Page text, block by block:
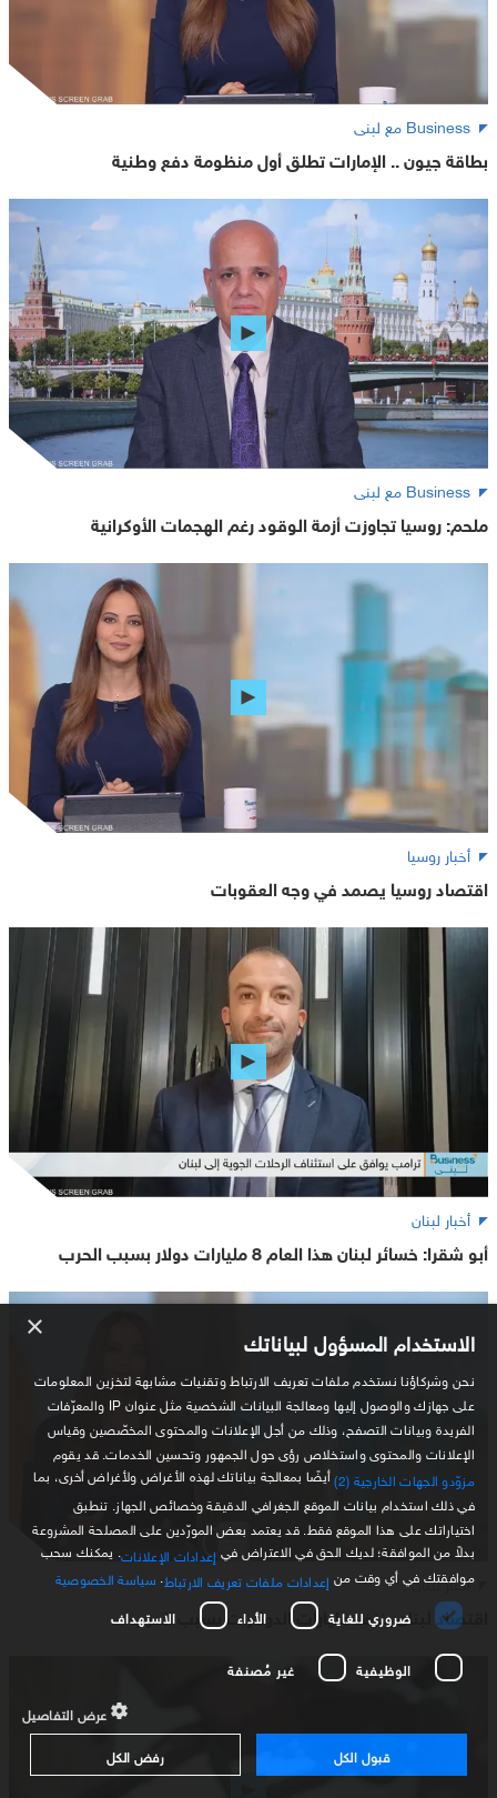
Business مع لبنى
بطاقة جيون .. الإمارات تطلق أول منظومة دفع وطنية
Business مع لبنى
ملحم: روسيا تجاوزت أزمة الوقود رغم الهجمات الأوكرانية
أخبار روسيا
اقتصاد روسيا يصمد في وجه العقوبات
أخبار لبنان
أبو شقرا: خسائر لبنان هذا العام 8 مليارات دولار بسبب الحرب
أخبار لبنان
اقتصاد لبنان ينزف مليارات الدولارات بسبب الحرب
× الاستخدام المسؤول لبياناتك
نحن وشركاؤنا نستخدم ملفات تعريف الارتباط وتقنيات مشابهة لتخزين المعلومات
على جهازك والوصول إليها ومعالجة البيانات الشخصية مثل عنوان IP والمعرّفات
الفريدة وبيانات التصفح، وذلك من أجل الإعلانات والمحتوى المخصّصين وقياس
الإعلانات والمحتوى واستخلاص رؤى حول الجمهور وتحسين الخدمات. قد يقوم
مزوّدو الجهات الخارجية (2)
أيضًا بمعالجة بياناتك لهذه الأغراض ولأغراض أخرى، بما
في ذلك استخدام بيانات الموقع الجغرافي الدقيقة وخصائص الجهاز. تنطبق
اختياراتك على هذا الموقع فقط. قد يعتمد بعض المورّدين على المصلحة المشروعة
بدلاً من الموافقة؛ لديك الحق في الاعتراض في إعدادات الإعلانات . يمكنك سحب
موافقتك في أي وقت من إعدادات ملفات تعريف الارتباط سياسة الخصوصية
ضروري للغاية
الأداء الاستهداف
الوظيفية غير مُصنفة
عرض التفاصيل
قبول الكل
رفض الكل